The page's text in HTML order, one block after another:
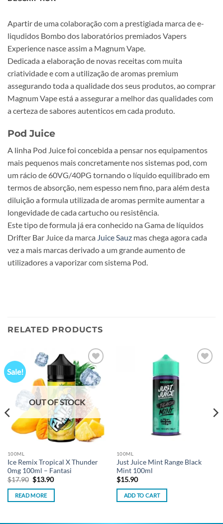
Apartir de uma colaboração com a prestigiada marca de e-
liqudidos Bombo dos laboratórios premiados Vapers
Experience nasce assim a Magnum Vape.
Dedicada a elaboração de novas receitas com muita
criatividade e com a utilização de aromas premium
assegurando toda a qualidade dos seus produtos, ao comprar
Magnum Vape está a assegurar a melhor das qualidades com
a certeza de sabores autenticos em cada produto.
Pod Juice
A linha Pod Juice foi concebida a pensar nos equipamentos
mais pequenos mais concretamente nos sistemas pod, com
um rácio de 60VG/40PG tornando o líquido equilibrado em
termos de absorção, nem espesso nem fino, para além desta
diluição a formula utilizada de aromas permite aumentar a
longevidade de cada cartucho ou resistência.
Este tipo de formula já era conhecido na Gama de líquidos
Drifter Bar Juice da marca Juice Sauz mas chega agora cada
vez a mais marcas derivado a um grande aumento de
utilizadores a vaporizar com sistema Pod.
RELATED PRODUCTS
Sale!
Add to
wishlist
OUT OF STOCK
100ML
Ice Remix Tropical X Thunder
0mg 100ml – Fantasi
$17.90 Original
price
was:
$17.90.
$13.90Current
is:
READ MORE
100ML
Just Juice Mint Range Black
Mint 100ml
$15.90
ADD TO CART